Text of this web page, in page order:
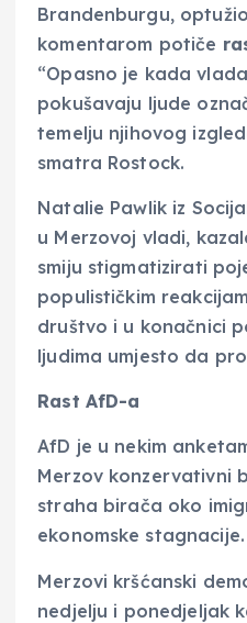
Brandenburgu,
komentarom potiče
“Opasno je kada
pokušavaju ljude
temelju njihovog
smatra Rostock.
Natalie Pawlik iz
u Merzovoj vladi,
smiju stigmatizirati
populističkim
društvo i u konačnici
ljudima umjesto da
Rast AfD-a
AfD je u nekim
Merzov konzervativni
straha birača oko
ekonomske stagnacije.
Merzovi kršćanski
nedjelju i ponedjeljak